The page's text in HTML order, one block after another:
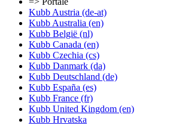
Kubb Austria (de-at)
Kubb Australia (en)
Kubb België (nl)
Kubb Canada (en)
Kubb Czechia (cs)
Kubb Danmark (da)
Kubb Deutschland (de)
Kubb España (es)
Kubb France (fr)
Kubb United Kingdom (en)
Kubb Hrvatska